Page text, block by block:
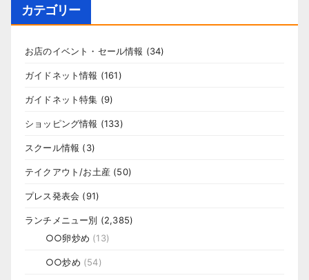
カテゴリー
お店のイベント・セール情報 (34)
ガイドネット情報 (161)
ガイドネット特集 (9)
ショッピング情報 (133)
スクール情報 (3)
テイクアウト/お土産 (50)
プレス発表会 (91)
ランチメニュー別 (2,385)
○○卵炒め (13)
○○炒め (54)